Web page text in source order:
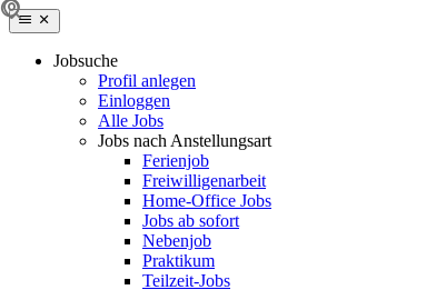
Jobsuche
Profil anlegen
Einloggen
Alle Jobs
Jobs nach Anstellungsart
Ferienjob
Freiwilligenarbeit
Home-Office Jobs
Jobs ab sofort
Nebenjob
Praktikum
Teilzeit-Jobs